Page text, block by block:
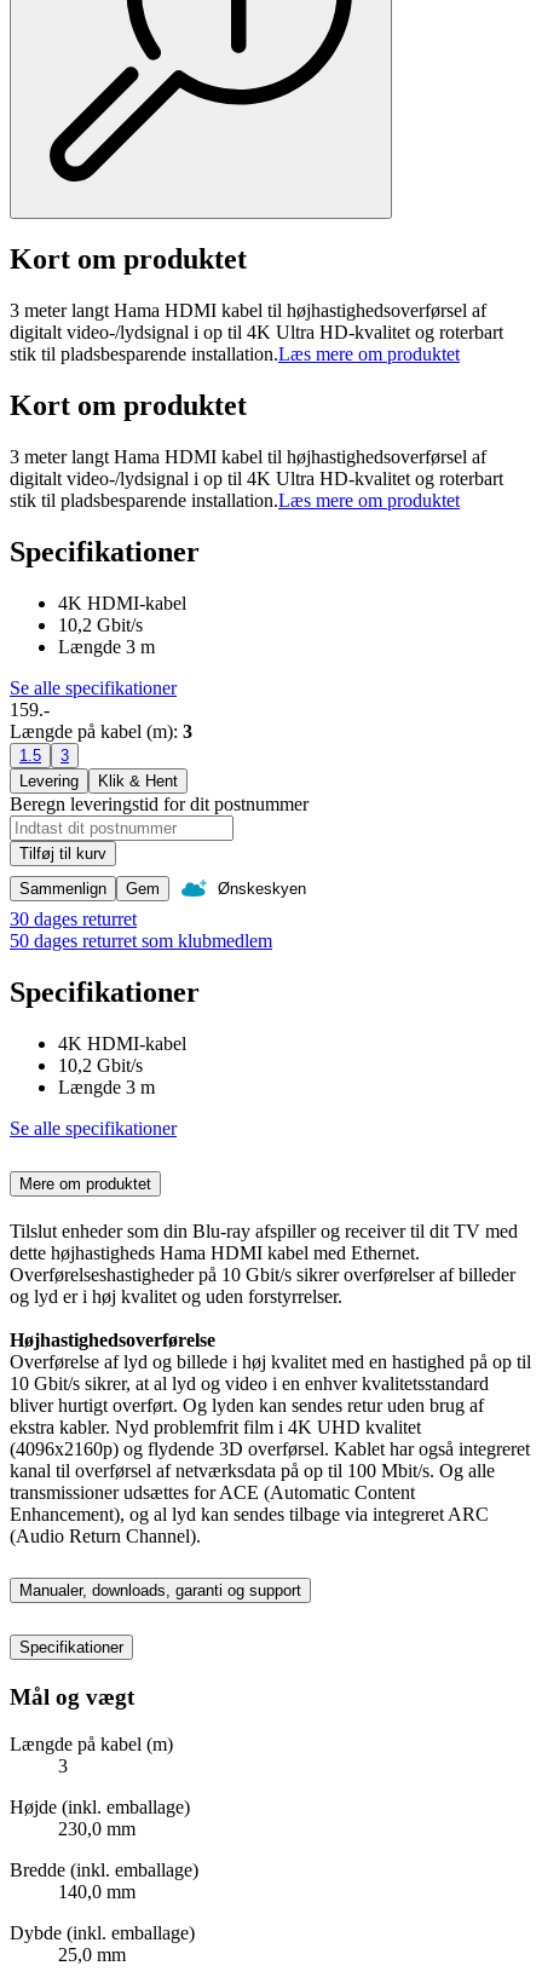
Kort om produktet
3 meter langt Hama HDMI kabel til højhastighedsoverførsel af
digitalt video-/lydsignal i op til 4K Ultra HD-kvalitet og roterbart
stik til pladsbesparende installation.Læs mere om produktet
Kort om produktet
3 meter langt Hama HDMI kabel til højhastighedsoverførsel af
digitalt video-/lydsignal i op til 4K Ultra HD-kvalitet og roterbart
stik til pladsbesparende installation.Læs mere om produktet
Specifikationer
4K HDMI-kabel
10,2 Gbit/s
Længde 3 m
Se alle specifikationer
159.-
Længde på kabel (m): 3
1.5
3
Levering
Klik & Hent
Beregn leveringstid for dit postnummer
Tilføj til kurv
Sammenlign
Gem Ønskeskyen
30 dages returret
50 dages returret som klubmedlem
Specifikationer
4K HDMI-kabel
10,2 Gbit/s
Længde 3 m
Se alle specifikationer
Mere om produktet
Tilslut enheder som din Blu-ray afspiller og receiver til dit TV med
dette højhastigheds Hama HDMI kabel med Ethernet.
Overførelseshastigheder på 10 Gbit/s sikrer overførelser af billeder
og lyd er i høj kvalitet og uden forstyrrelser.
Højhastighedsoverførelse
Overførelse af lyd og billede i høj kvalitet med en hastighed på op til
10 Gbit/s sikrer, at al lyd og video i en enhver kvalitetsstandard
bliver hurtigt overført. Og lyden kan sendes retur uden brug af
ekstra kabler. Nyd problemfrit film i 4K UHD kvalitet
(4096x2160p) og flydende 3D overførsel. Kablet har også integreret
kanal til overførsel af netværksdata på op til 100 Mbit/s. Og alle
transmissioner udsættes for ACE (Automatic Content
Enhancement), og al lyd kan sendes tilbage via integreret ARC
(Audio Return Channel).
Manualer, downloads, garanti og support
Specifikationer
Mål og vægt
Længde på kabel (m)
3
Højde (inkl. emballage)
230,0 mm
Bredde (inkl. emballage)
140,0 mm
Dybde (inkl. emballage)
25,0 mm